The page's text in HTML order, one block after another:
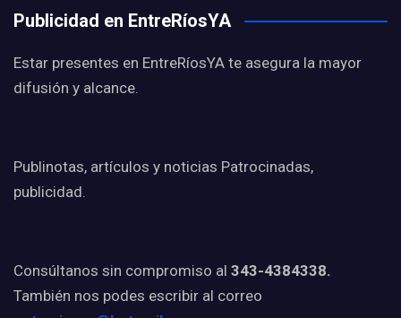
Publicidad en EntreRíosYA
Estar presentes en EntreRíosYA te asegura la mayor
difusión y alcance.
Publinotas, artículos y noticias Patrocinadas,
publicidad.
Consúltanos sin compromiso al 343-4384338.
También nos podes escribir al correo